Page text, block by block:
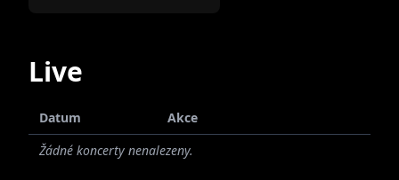
Aleš Rybář
Miroslava
Live
Datum
Akce
Žádné koncerty nenalezeny.